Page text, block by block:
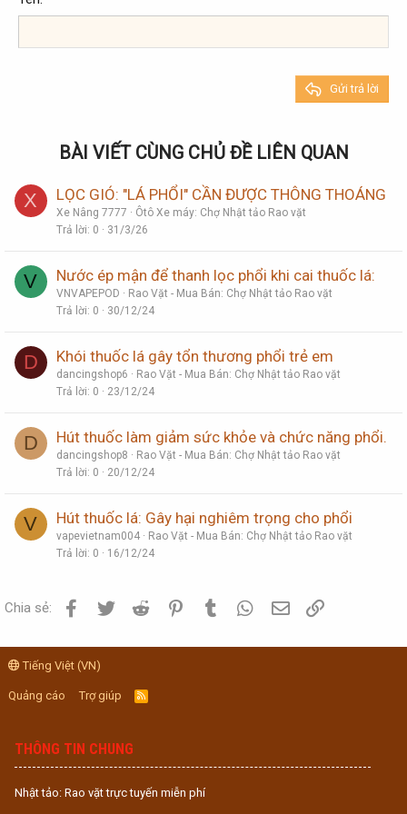
18
22
Tahoma
Times New Roman
Heading 3
Gửi trả lời
BÀI VIẾT CÙNG CHỦ ĐỀ LIÊN QUAN
X LỌC GIÓ: "LÁ PHỔI" CẦN ĐƯỢC THÔNG THOÁNG
Xe Nâng 7777
Ôtô Xe máy: Chợ Nhật tảo Rao vặt
Trả lời 0 31/3/26
V Nước ép mận để thanh lọc phổi khi cai thuốc lá:
VNVAPEPOD
Rao Vặt - Mua Bán: Chợ Nhật tảo Rao vặt
Trả lời 0 30/12/24
D Khói thuốc lá gây tổn thương phổi trẻ em
dancingshop6
Rao Vặt - Mua Bán: Chợ Nhật tảo Rao vặt
Trả lời 0 23/12/24
D Hút thuốc làm giảm sức khỏe và chức năng phổi.
dancingshop8
Rao Vặt - Mua Bán: Chợ Nhật tảo Rao vặt
Trả lời 0 20/12/24
V Hút thuốc lá: Gây hại nghiêm trọng cho phổi
vapevietnam004
Rao Vặt - Mua Bán: Chợ Nhật tảo Rao vặt
Trả lời 0 16/12/24
Chia sẻ: Facebook
Twitter Reddit PinterestTumblr WhatsApp
Email
Tiếng Việt (VN)
Quảng cáo Trợ giúp
R
S
THÔNG TIN CHUNG
Nhật tảo: Rao vặt trực tuyến miễn phí